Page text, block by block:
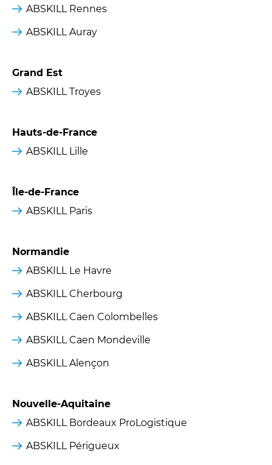
ABSKILL Rennes
ABSKILL Auray
Grand Est
ABSKILL Troyes
Hauts-de-France
ABSKILL Lille
Île-de-France
ABSKILL Paris
Normandie
ABSKILL Le Havre
ABSKILL Cherbourg
ABSKILL Caen Colombelles
ABSKILL Caen Mondeville
ABSKILL Alençon
Nouvelle-Aquitaine
ABSKILL Bordeaux ProLogistique
ABSKILL Périgueux